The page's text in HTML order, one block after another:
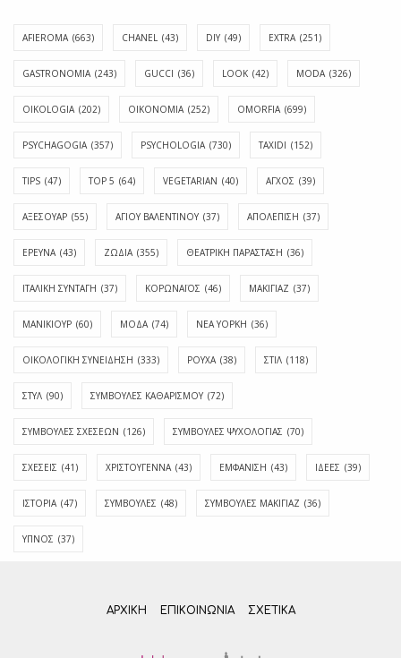
AFIEROMA (663) CHANEL (43) DIY (49) EXTRA (251)
GASTRONOMIA (243) GUCCI (36) LOOK (42) MODA (326)
OIKOLOGIA (202) OIKONOMIA (252) OMORFIA (699)
PSYCHAGOGIA (357) PSYCHOLOGIA (730) TAXIDI (152)
TIPS (47) TOP 5 (64) VEGETARIAN (40) ΑΓΧΟΣ (39)
ΑΞΕΣΟΥΑΡ (55) ΑΓΊΟΥ ΒΑΛΕΝΤΊΝΟΥ (37) ΑΠΟΛΈΠΙΣΗ (37)
ΕΡΕΥΝΑ (43) ΖΩΔΙΑ (355) ΘΕΑΤΡΙΚΗ ΠΑΡΑΣΤΑΣΗ (36)
ΙΤΑΛΙΚΗ ΣΥΝΤΑΓΗ (37) ΚΟΡΩΝΑΪΟΣ (46) ΜΑΚΙΓΙΑΖ (37)
ΜΑΝΙΚΙΟΥΡ (60) ΜΟΔΑ (74) ΝΕΑ ΥΟΡΚΗ (36)
ΟΙΚΟΛΟΓΙΚΗ ΣΥΝΕΙΔΗΣΗ (333) ΡΟΥΧΑ (38) ΣΤΙΛ (118)
ΣΤΥΛ (90) ΣΥΜΒΟΥΛΕΣ ΚΑΘΑΡΙΣΜΟΥ (72)
ΣΥΜΒΟΥΛΕΣ ΣΧΕΣΕΩΝ (126) ΣΥΜΒΟΥΛΕΣ ΨΥΧΟΛΟΓΙΑΣ (70)
ΣΧΕΣΕΙΣ (41) ΧΡΙΣΤΟΥΓΕΝΝΑ (43) ΕΜΦΆΝΙΣΗ (43) ΙΔΈΕΣ (39)
ΙΣΤΟΡΊΑ (47) ΣΥΜΒΟΥΛΈΣ (48) ΣΥΜΒΟΥΛΈΣ ΜΑΚΙΓΙΆΖ (36)
ΎΠΝΟΣ (37)
ΑΡΧΙΚΗ ΕΠΙΚΟΙΝΩΝΊΑ ΣΧΕΤΙΚΆ